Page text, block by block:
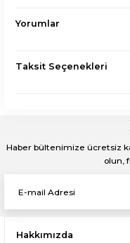
Yorumlar
Taksit Seçenekleri
Haber bültenimize ücretsiz
olun,
Hakkımızda